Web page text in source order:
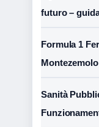
futuro –
Formula 1
Sanità